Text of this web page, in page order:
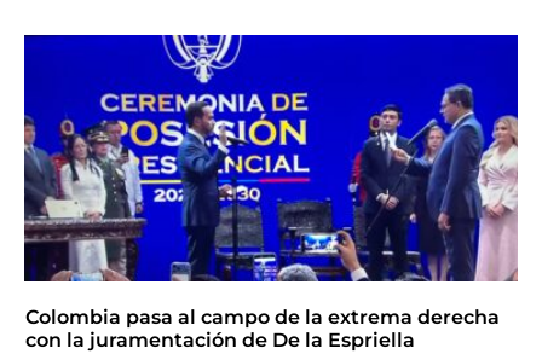
Colombia pasa al campo de la extrema derecha
con la juramentación de De la Espriella